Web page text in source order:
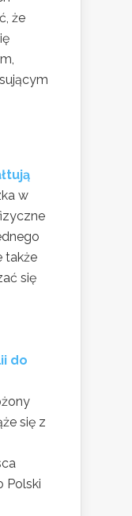
że
w
także
się
do
się z
Polski